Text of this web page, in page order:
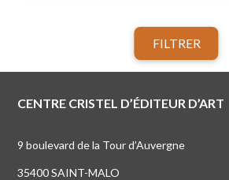
FILTRER
CENTRE CRISTEL D’ÉDITEUR D’ART
9 boulevard de la Tour d’Auvergne
35400 SAINT-MALO